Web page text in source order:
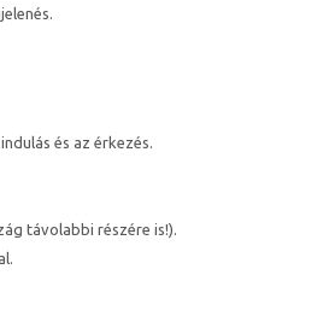
és az érkezés.
távolabbi részére is!).